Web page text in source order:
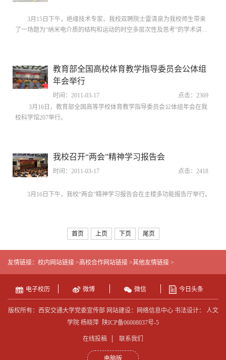
3月15日下午，绝缘技术专家、我校双聘院士雷清泉为我校师生带来
了一场题为“纳米电介质的结构和运动的时空多层次性及思考”的学术讲
教育部全国高校体育教学指导委员会公体组
年会举行
时间：2011-03-17 点击： 2369
3月16日，教育部全国高等学校体育教学指导委员会公体组年会在我
校科学馆207举行。
我校召开“两会”精神学习报告会
时间：2011-03-17 点击： 2418
3月16日下午，我校“两会”精神学习报告会在主楼多功能报告厅举行。
首页 上页 下页 尾页
友情链接： 校内网站链接 >高校合作网站链接 >其他友情链接 >
电子校历 微博 微信 今日头条
版权所有：西安交通大学党委宣传部 网站建设：网络信息中心 书法设计： 人文
学院 杨晓萍 陕ICP备06008037号-5
在线投稿 联系我们